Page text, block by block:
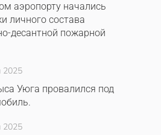
аэропорту начались
личного состава
десантной пожарной
2025
Уюга провалился под
2025